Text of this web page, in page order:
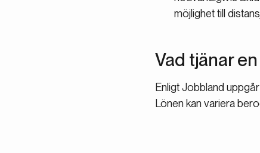
möjlighet till
Vad tjänar
Enligt Jobbland
Lönen kan variera